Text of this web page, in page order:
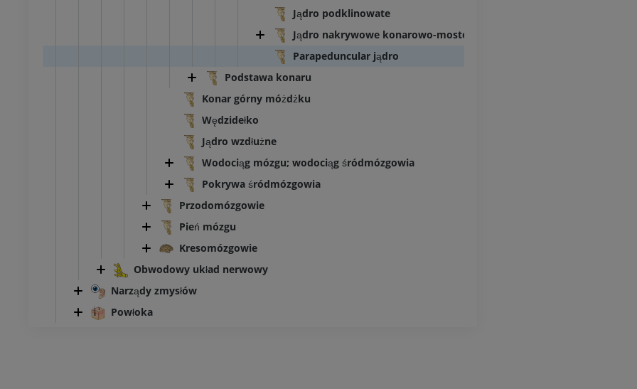
Jądro podklinowate
Jądro nakrywowe konarowo-mostowe
Parapeduncular jądro
Podstawa konaru
Konar górny móżdżku
Wędzidełko
Jądro wzdłużne
Wodociąg mózgu; wodociąg śródmózgowia
Pokrywa śródmózgowia
Przodomózgowie
Pień mózgu
Kresomózgowie
Obwodowy układ nerwowy
Narządy zmysłów
Powłoka